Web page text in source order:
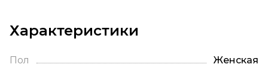
Характеристики
Пол Женская